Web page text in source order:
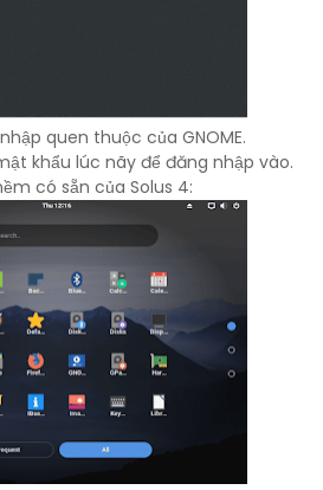
quen thuộc của GNOME.
khẩu lúc nãy để đăng nhập vào.
có sẵn của Solus 4: